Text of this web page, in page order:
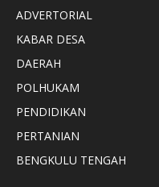
ADVERTORIAL
KABAR DESA
DAERAH
POLHUKAM
PENDIDIKAN
PERTANIAN
BENGKULU TENGAH